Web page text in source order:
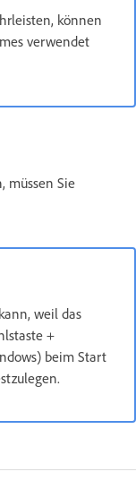
können
verwendet
müssen Sie
weil das
+
beim Start